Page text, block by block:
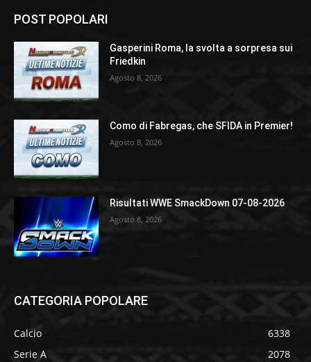
POST POPOLARI
Gasperini Roma, la svolta a sorpresa sui
Friedkin
Agosto 8, 2026
Como di Fabregas, che SFIDA in Premier!
Agosto 8, 2026
Risultati WWE SmackDown 07-08-2026
Agosto 8, 2026
CATEGORIA POPOLARE
Calcio
6338
Serie A
2078